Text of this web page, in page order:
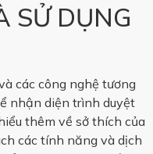
SỬ DỤNG
các công nghệ tương
nhận diện trình duyệt
thêm về sở thích của
các tính năng và dịch